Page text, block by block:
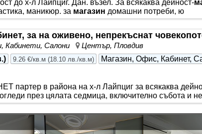
до х-л Лайпциг. Дан. възел. За всякаква дейност-
маникюр. за магазин домашни потреби, ю
за на оживено, непрекъснат
Кабинети, Салони
Център, Пловдив
) 9.26 €/кв.м (18.10 лв./кв.м)
Магазин, Офис, Кабинет,
партер в района на х-л Лайпциг за всякаква
през цялата седмица, включително събота и